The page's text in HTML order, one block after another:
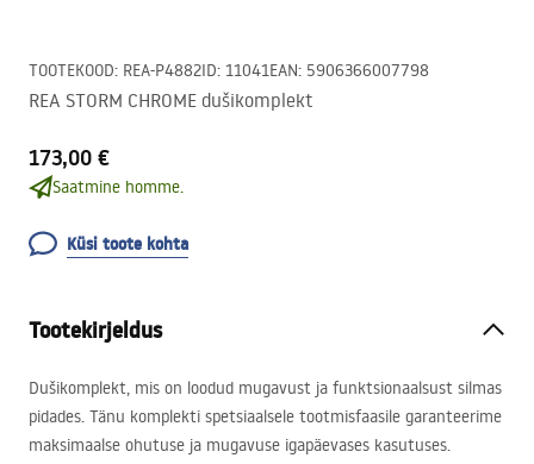
TOOTEKOOD: REA-P4882ID: 11041EAN: 5906366007798
REA STORM CHROME dušikomplekt
173,00 €
Saatmine homme.
Küsi toote kohta
Tootekirjeldus
Dušikomplekt, mis on loodud mugavust ja funktsionaalsust silmas
pidades. Tänu komplekti spetsiaalsele tootmisfaasile garanteerime
maksimaalse ohutuse ja mugavuse igapäevases kasutuses.